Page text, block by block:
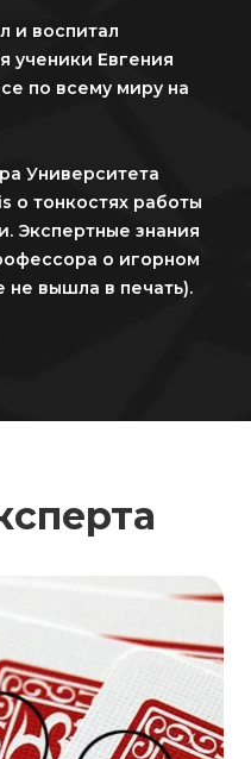
и воспитал
ученики Евгения
по всему миру на
Университета
о тонкостях работы
Экспертные знания
о игорном
вышла в печать).